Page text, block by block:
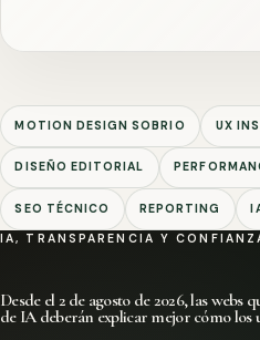
MOTION DESIGN SOBRIO UX
DISEÑO EDITORIAL
SEO TÉCNICO REPORTING
IA, TRANSPARENCIA Y
Desde el 2 de agosto de 2026, las webs
de IA deberán explicar mejor cómo los